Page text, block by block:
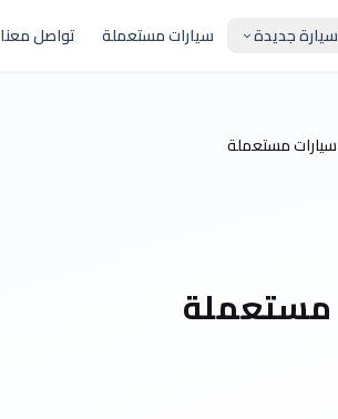
سيارة جديدة سيارات مستعملة تواصل معنا
سيارات مستعملة